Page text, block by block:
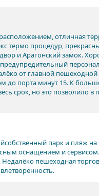
отличная
термо процедур,
и Арагонский замок.
от главной
до порта минут 15. К
срок, но это позволило
парк и пляж на
оснащением и
Недалёко пешеходная